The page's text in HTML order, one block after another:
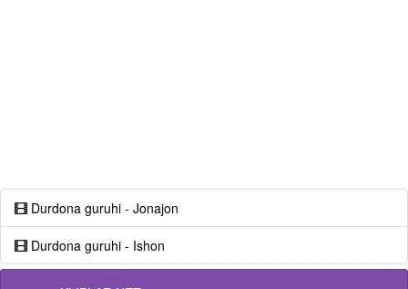
Durdona guruhi - Jonajon
Durdona guruhi - Ishon